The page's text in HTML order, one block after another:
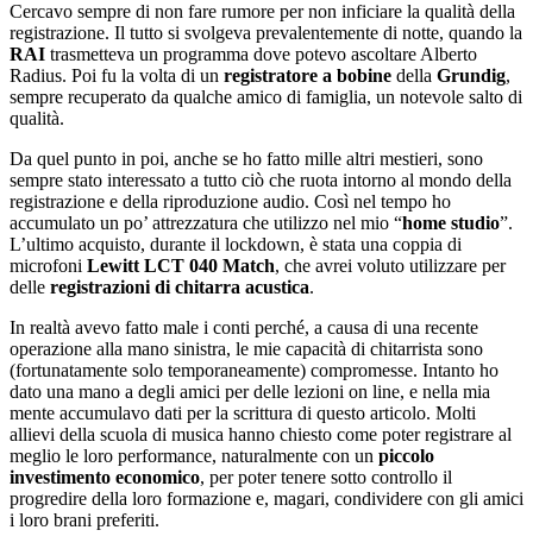
Cercavo sempre di non fare rumore per non inficiare la qualità della
registrazione. Il tutto si svolgeva prevalentemente di notte, quando la
RAI trasmetteva un programma dove potevo ascoltare Alberto
Radius. Poi fu la volta di un registratore a bobine della Grundig,
sempre recuperato da qualche amico di famiglia, un notevole salto di
qualità.
Da quel punto in poi, anche se ho fatto mille altri mestieri, sono
sempre stato interessato a tutto ciò che ruota intorno al mondo della
registrazione e della riproduzione audio. Così nel tempo ho
accumulato un po’ attrezzatura che utilizzo nel mio “home studio”.
L’ultimo acquisto, durante il lockdown, è stata una coppia di
microfoni Lewitt LCT 040 Match, che avrei voluto utilizzare per
delle registrazioni di chitarra acustica.
In realtà avevo fatto male i conti perché, a causa di una recente
operazione alla mano sinistra, le mie capacità di chitarrista sono
(fortunatamente solo temporaneamente) compromesse. Intanto ho
dato una mano a degli amici per delle lezioni on line, e nella mia
mente accumulavo dati per la scrittura di questo articolo. Molti
allievi della scuola di musica hanno chiesto come poter registrare al
meglio le loro performance, naturalmente con un piccolo
investimento economico, per poter tenere sotto controllo il
progredire della loro formazione e, magari, condividere con gli amici
i loro brani preferiti.